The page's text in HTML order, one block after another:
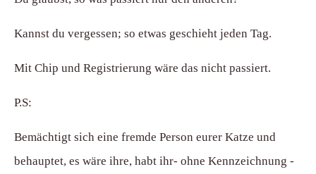
Kannst du vergessen; so etwas geschieht jeden Tag.
Mit Chip und Registrierung wäre das nicht passiert.
P.S:
Bemächtigt sich eine fremde Person eurer Katze und
behauptet, es wäre ihre, habt ihr- ohne Kennzeichnung -